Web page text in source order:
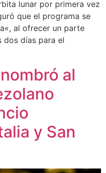
lunar por primera vez
que el programa se
al ofrecer un parte
dos días para el
al
y San